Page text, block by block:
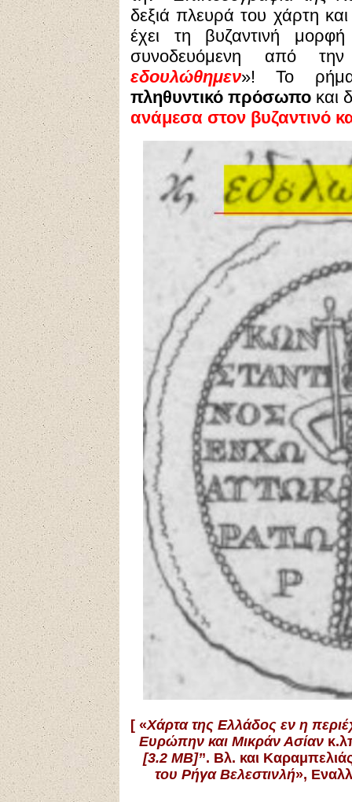
δεξιά πλευρά του χάρτη
έχει τη βυζαντινή
συνοδευόμενη από
εδουλώθημεν»! Το
πληθυντικό πρόσωπο και
ανάμεσα στον βυζαντινό
[ «Χάρτα της Ελλάδος εν η
Ευρώπην και Μικράν Ασίαν
[3.2 MB]’’. Βλ. και
του Ρήγα Βελεστινλή»,